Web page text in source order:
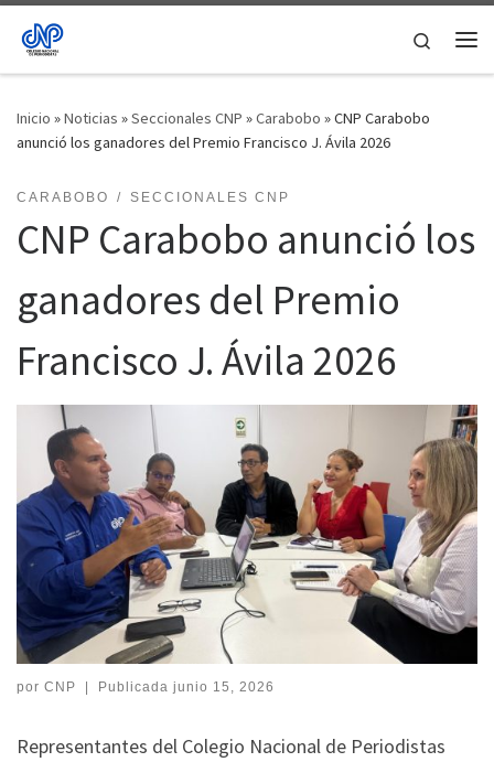
Saltar al contenido
Search
Inicio »Noticias »Seccionales CNP »Carabobo »CNP Carabobo
anunció los ganadores del Premio Francisco J. Ávila 2026
CARABOBO SECCIONALES CNP
CNP Carabobo anunció los
ganadores del Premio
Francisco J. Ávila 2026
por CNP Publicada junio 15, 2026
Representantes del Colegio Nacional de Periodistas